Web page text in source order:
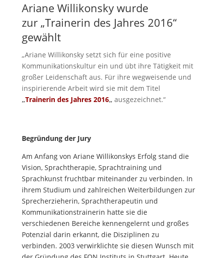
Ariane Willikonsky wurde
zur „Trainerin des Jahres 2016“
gewählt
„Ariane Willikonsky setzt sich für eine positive
Kommunikationskultur ein und übt ihre Tätigkeit mit
großer Leidenschaft aus. Für ihre wegweisende und
inspirierende Arbeit wird sie mit dem Titel
„Trainerin des Jahres 2016„ausgezeichnet.“
Begründung der Jury
Am Anfang von Ariane Willikonskys Erfolg stand die
Vision, Sprachtherapie, Sprachtraining und
Sprachkunst fruchtbar miteinander zu verbinden. In
ihrem Studium und zahlreichen Weiterbildungen zur
Sprecherzieherin, Sprachtherapeutin und
Kommunikationstrainerin hatte sie die
verschiedenen Bereiche kennengelernt und großes
Potenzial darin erkannt, die Disziplinen zu
verbinden. 2003 verwirklichte sie diesen Wunsch mit